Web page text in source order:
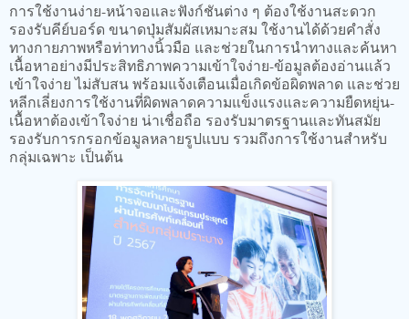
การใช้งานง่าย-หน้าจอและฟังก์ชันต่าง ๆ ต้องใช้งานสะดวก
รองรับคีย์บอร์ด ขนาดปุ่มสัมผัสเหมาะสม ใช้งานได้ด้วยคำสั่ง
ทางกายภาพหรือท่าทางนิ้วมือ และช่วยในการนำทางและค้นหา
เนื้อหาอย่างมีประสิทธิภาพความเข้าใจง่าย-ข้อมูลต้องอ่านแล้ว
เข้าใจง่าย ไม่สับสน พร้อมแจ้งเตือนเมื่อเกิดข้อผิดพลาด และช่วย
หลีกเลี่ยงการใช้งานที่ผิดพลาดความแข็งแรงและความยืดหยุ่น-
เนื้อหาต้องเข้าใจง่าย น่าเชื่อถือ รองรับมาตรฐานและทันสมัย
รองรับการกรอกข้อมูลหลายรูปแบบ รวมถึงการใช้งานสำหรับ
กลุ่มเฉพาะ เป็นต้น